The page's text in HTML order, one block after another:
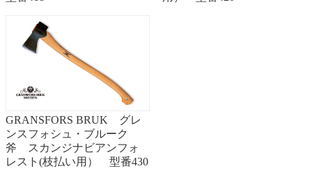
GRANSFORS BRUK グレ
ンスフォシュ・ブルーク
斧 スカンジナビアンフォ
レスト(枝払い用） 型番430